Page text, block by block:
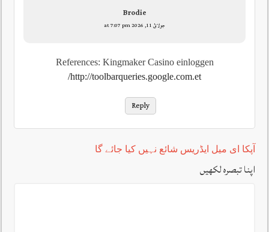
Brodie
جولائ 11, 2026 at 7:07 pm
References: Kingmaker Casino einloggen
http://toolbarqueries.google.com.et/
Reply
آپکا ای میل ایڈریس شائع نہیں کیا جائے گا
اپنا تبصرہ لکھیں